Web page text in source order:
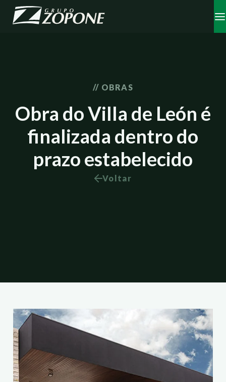
// OBRAS
Obra do Villa de León é
finalizada dentro do
prazo estabelecido
Voltar